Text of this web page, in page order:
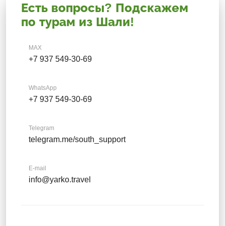
Есть вопросы? Подскажем
по турам из Шали!
MAX
+7 937 549-30-69
WhatsApp
+7 937 549-30-69
Telegram
telegram.me/south_support
E-mail
info@yarko.travel